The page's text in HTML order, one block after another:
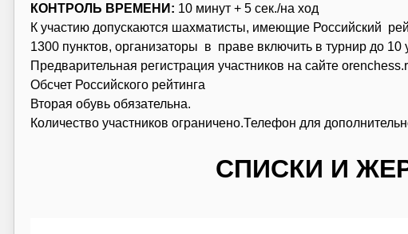
КОНТРОЛЬ ВРЕМЕНИ: 10 минут + 5 сек./на ход
К участию допускаются шахматисты, имеющие Российский
1300 пунктов, организаторы в праве включить в турнир до
Предварительная регистрация участников на сайте
Обсчет Российского рейтинга
Вторая обувь обязательна.
Количество участников ограничено.Телефон для
СПИСКИ И